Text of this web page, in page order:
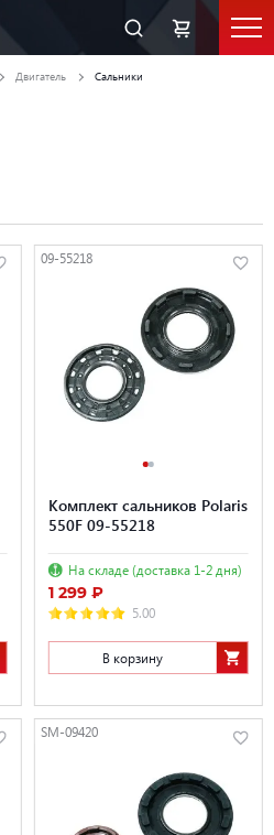
Двигатель Сальники
09-55218
Комплект сальников Polaris
550F 09-55218
На складе (доставка 1-2 дня)
1 299 ₽
5.00
В корзину
SM-09420